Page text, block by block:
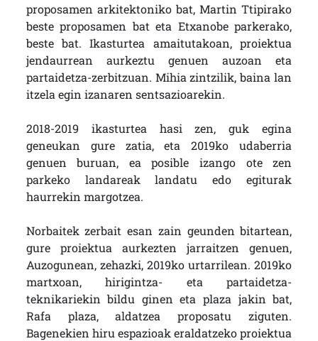
proposamen arkitektoniko bat, Martin Ttipirako
beste proposamen bat eta Etxanobe parkerako,
beste bat. Ikasturtea amaitutakoan, proiektua
jendaurrean aurkeztu genuen auzoan eta
partaidetza-zerbitzuan. Mihia zintzilik, baina lan
itzela egin izanaren sentsazioarekin.
2018-2019 ikasturtea hasi zen, guk egina
geneukan gure zatia, eta 2019ko udaberria
genuen buruan, ea posible izango ote zen
parkeko landareak landatu edo egiturak
haurrekin margotzea.
Norbaitek zerbait esan zain geunden bitartean,
gure proiektua aurkezten jarraitzen genuen,
Auzogunean, zehazki, 2019ko urtarrilean. 2019ko
martxoan, hirigintza- eta partaidetza-
teknikariekin bildu ginen eta plaza jakin bat,
Rafa plaza, aldatzea proposatu ziguten.
Bagenekien hiru espazioak eraldatzeko proiektua